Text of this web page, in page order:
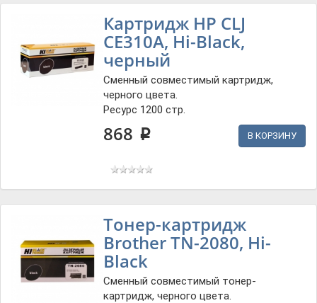
Картридж HP СLJ
CE310A, Hi-Black,
черный
Сменный совместимый картридж,
черного цвета.
Ресурс 1200 стр.
868 p В КОРЗИНУ
Тонер-картридж
Brother TN-2080, Hi-
Black
Сменный совместимый тонер-
картридж, черного цвета.